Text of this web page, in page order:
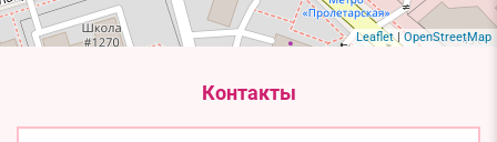
Leaflet| OpenStreetMap
Контакты